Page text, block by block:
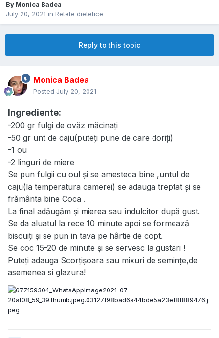
By Monica Badea
July 20, 2021 in Retete dietetice
Reply to this topic
Monica Badea
Posted July 20, 2021
Ingrediente:
-200 gr fulgi de ovăz măcinați
-50 gr unt de caju(puteți pune de care doriți)
-1 ou
-2 linguri de miere
Se pun fulgii cu oul și se amesteca bine ,untul de
caju(la temperatura camerei) se adauga treptat și se
frământa bine Coca .
La final adăugăm și mierea sau îndulcitor după gust.
Se da aluatul la rece 10 minute apoi se formează
biscuiți și se pun in tava pe hârtie de copt.
Se coc 15-20 de minute și se servesc la gustari !
Puteți adauga Scorțișoara sau mixuri de semințe,de
asemenea si glazura!